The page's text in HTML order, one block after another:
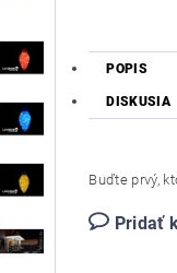
POPIS
DISKUSIA
Buďte prvý,
Pridať